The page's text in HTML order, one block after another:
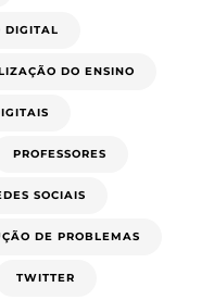
DIGITAL
DO ENSINO
PROFESSORES
SOCIAIS
DE PROBLEMAS
TWITTER